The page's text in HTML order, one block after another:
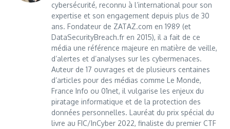
cybersécurité, reconnu à l’international pour son
expertise et son engagement depuis plus de 30
ans. Fondateur de ZATAZ.com en 1989 (et
DataSecurityBreach.fr en 2015), il a fait de ce
média une référence majeure en matière de veille,
d’alertes et d’analyses sur les cybermenaces.
Auteur de 17 ouvrages et de plusieurs centaines
d’articles pour des médias comme Le Monde,
France Info ou 01net, il vulgarise les enjeux du
piratage informatique et de la protection des
données personnelles. Lauréat du prix spécial du
livre au FIC/InCyber 2022, finaliste du premier CTF